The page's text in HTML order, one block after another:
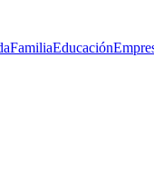
FamiliaEducación